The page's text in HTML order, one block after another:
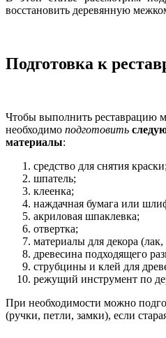
восстановить деревянную
Подготовка к
Чтобы выполнить реставрацию
необходимо подготовить
материалы:
средство для снятия краски;
шпатель;
клеенка;
наждачная бумага или
акриловая шпаклевка;
отвертка;
материалы для декора
древесина подходящего
струбцины и клей для
режущий инструмент по
При необходимости можно
(ручки, петли, замки), если